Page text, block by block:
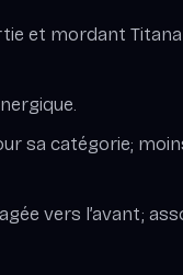
et mordant
sa catégorie;
vers l’avant;